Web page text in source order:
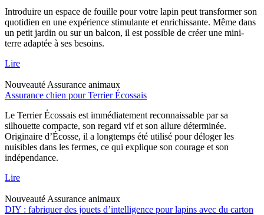
Introduire un espace de fouille pour votre lapin peut transformer son
quotidien en une expérience stimulante et enrichissante. Même dans
un petit jardin ou sur un balcon, il est possible de créer une mini-
terre adaptée à ses besoins.
Lire
Nouveauté Assurance animaux
Assurance chien pour Terrier Écossais
Le Terrier Écossais est immédiatement reconnaissable par sa
silhouette compacte, son regard vif et son allure déterminée.
Originaire d’Écosse, il a longtemps été utilisé pour déloger les
nuisibles dans les fermes, ce qui explique son courage et son
indépendance.
Lire
Nouveauté Assurance animaux
DIY : fabriquer des jouets d’intelligence pour lapins avec du carton